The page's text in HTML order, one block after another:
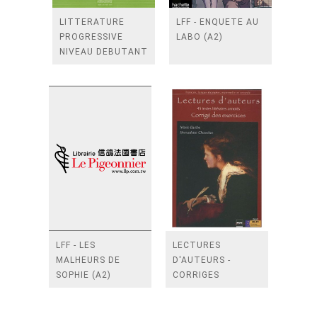
LITTERATURE
PROGRESSIVE
NIVEAU DEBUTANT
LFF - ENQUETE AU
LABO (A2)
LFF - LES
MALHEURS DE
SOPHIE (A2)
LECTURES
D'AUTEURS -
CORRIGES